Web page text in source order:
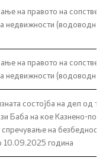
Владата
на правото на
недвижности
на правото на
недвижности (водоводна
состојба на дел од
Баба на кое Казнено-
на
година